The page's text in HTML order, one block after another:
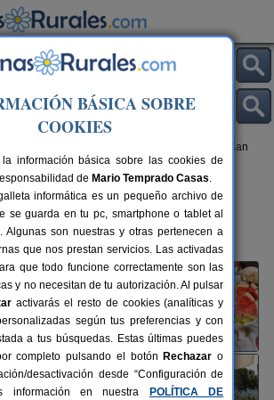
> Arianel·la de Can
Coral
de Foix (Barcelona)
12+3 plazas 13 km de Barcelona
BÁSICA SOBRE
COOKIES
la información básica sobre las cookies de
de Mario Temprado Casas.
informática es un pequeño archivo de
se guarda en tu pc, smartphone o tablet al
Algunas son nuestras y otras pertenecen a
que nos prestan servicios. Las activadas
que todo funcione correctamente son las
y no necesitan de tu autorización. Al pulsar
activarás el resto de cookies (analíticas y
según tus preferencias y con
a tus búsquedas. Estas últimas puedes
completo pulsando el botón Rechazar o
desactivación desde “Configuración de
información en nuestra
POLÍTICA DE